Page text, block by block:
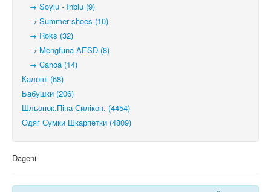
→ Soylu - Inblu (9)
→ Summer shoes (10)
→ Roks (32)
→ Mengfuna-AESD (8)
→ Canoa (14)
Калоші (68)
Бабушки (206)
Шльопок.Піна-Силікон. (4454)
Одяг Сумки Шкарпетки (4809)
Dageni